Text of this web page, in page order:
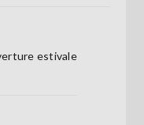
estivale